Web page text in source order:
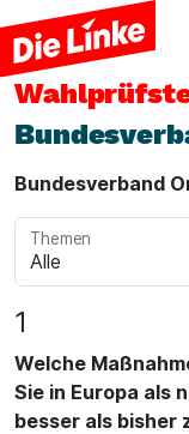
Bundesverband
Themen
1
Welche
Sie in Europa als
besser als bisher